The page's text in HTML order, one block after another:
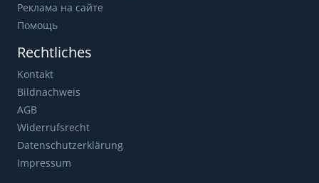
Реклама на сайте
Помощь
Rechtliches
Kontakt
Bildnachweis
AGB
Widerrufsrecht
Datenschutzerklärung
Impressum